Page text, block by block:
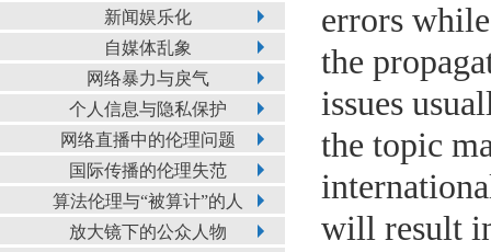
新闻娱乐化
自媒体乱象
网络暴力与戾气
个人信息与隐私保护
网络直播中的伦理问题
国际传播的伦理失范
算法伦理与“被算计”的人
放大镜下的公众人物
errors
the
issues
the topic
will result